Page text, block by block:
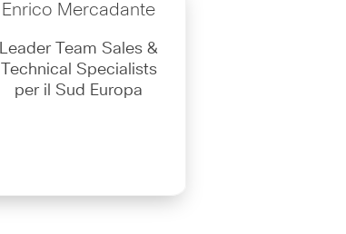
Enrico Mercadante
Leader Team Sales &
Technical Specialists
per il Sud Europa